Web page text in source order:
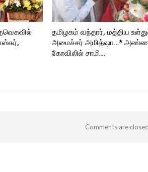
தமிழகம் வந்தார், மத்திய
அமைச்சர் அமித்ஷா…*
கோவிலில் சாமி…
Comments are